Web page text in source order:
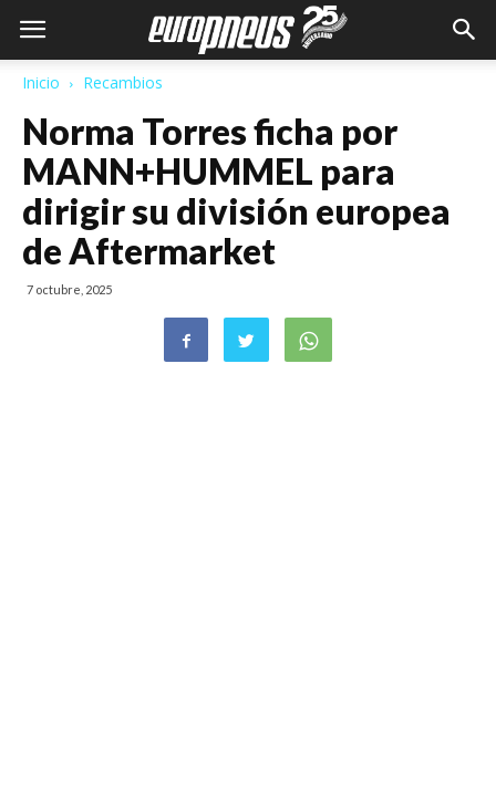
Inicio Recambios
Norma Torres ficha por
MANN+HUMMEL para
dirigir su división europea
de Aftermarket
7 octubre, 2025